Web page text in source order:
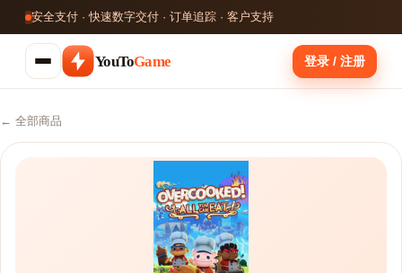
安全支付 · 快速数字交付 · 订单追踪 · 客户支持
YouToGame 登录 / 注册
← 全部商品